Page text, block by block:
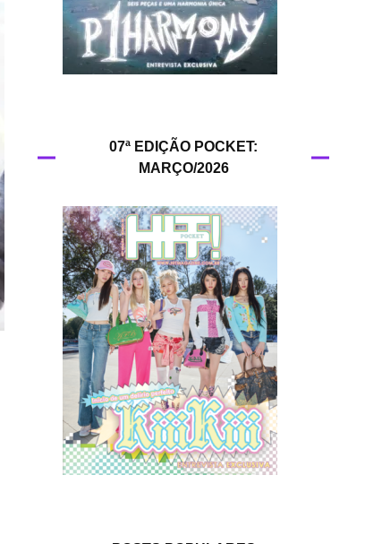
HIT!Politics
HIT!Queer
HIT!Vem aí
Panfletando
07ª EDIÇÃO POCKET:
MARÇO/2026